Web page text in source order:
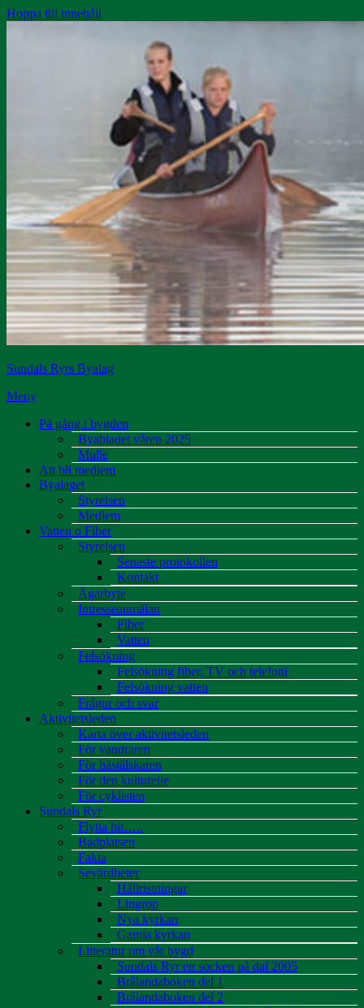
Hoppa till innehåll
Sundals Ryrs Byalag
Meny
På gång i bygden
Byabladet våren 2025
Mulle
Att bli medlem
Byalaget
Styrelsen
Medlem
Vatten o Fiber
Styrelsen
Senaste protokollen
Kontakt
Ägarbyte
Intresseanmälan
Fiber
Vatten
Felsökning
Felsökning fiber, TV och telefoni
Felsökning vatten
Frågor och svar
Aktivitetsleden
Karta över aktivitetsleden
För vandraren
För hästälskaren
För den kulturelle
För cyklisten
Sundals Ryr
Flytta hit…..
Badplatsen
Fakta
Sevärdheter
Hällristningar
Lingrop
Nya kyrkan
Gamla kyrkan
Litteratur om vår bygd
Sundals Ryr en socken på dal 2005
Brålandaboken del 1
Brålandaboken del 2